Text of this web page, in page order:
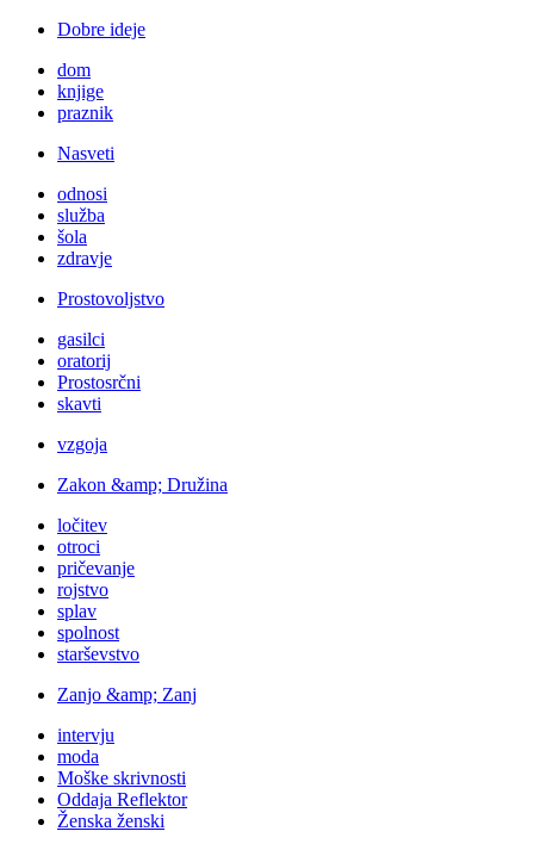
Dobre ideje
dom
knjige
praznik
Nasveti
odnosi
služba
šola
zdravje
Prostovoljstvo
gasilci
oratorij
Prostosrčni
skavti
vzgoja
Zakon &amp; Družina
ločitev
otroci
pričevanje
rojstvo
splav
spolnost
starševstvo
Zanjo &amp; Zanj
intervju
moda
Moške skrivnosti
Oddaja Reflektor
Ženska ženski